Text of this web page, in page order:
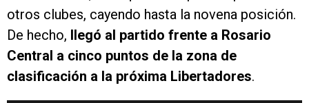
otros clubes, cayendo hasta la novena posición.
De hecho,
llegó al partido frente a Rosario
Central a cinco puntos de la zona de
clasificación a la próxima Libertadores.